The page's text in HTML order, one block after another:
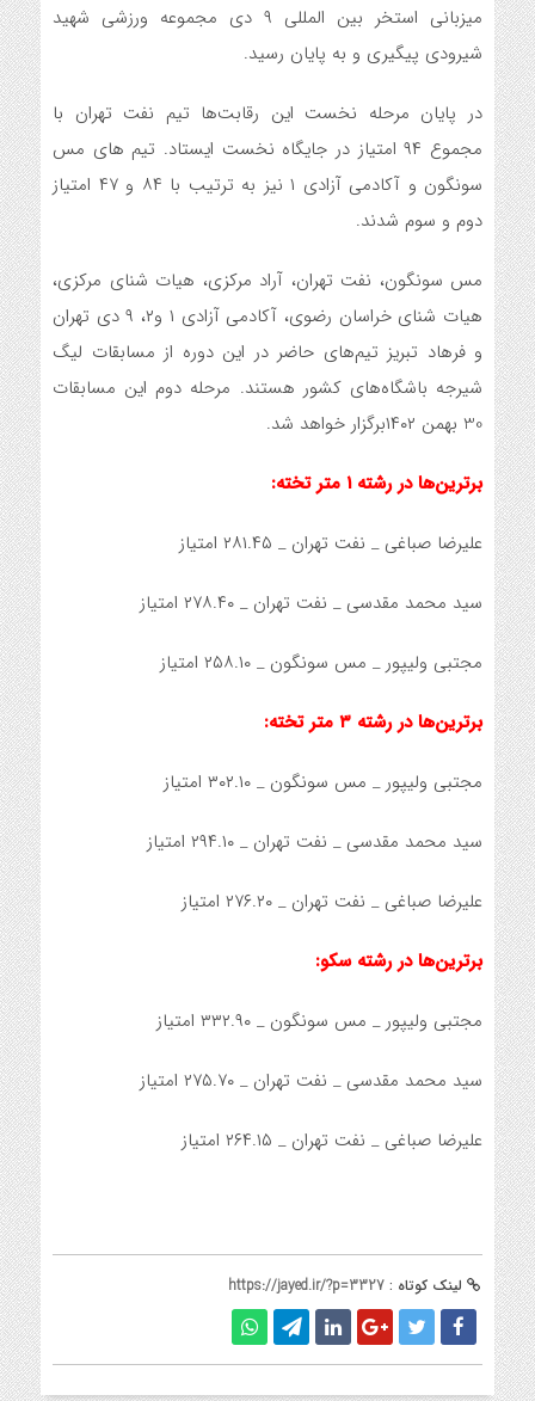
میزبانی استخر بین المللی ۹ دی مجموعه ورزشی شهید
شیرودی پیگیری و به پایان رسید.
در پایان مرحله نخست این رقابت‌ها تیم نفت تهران با
مجموع ۹۴ امتیاز در جایگاه نخست ایستاد. تیم های مس
سونگون و آکادمی آزادی ۱ نیز به ترتیب با ۸۴ و ۴۷ امتیاز
دوم و سوم شدند.
مس سونگون، نفت تهران، آراد مرکزی، هیات شنای مرکزی،
هیات شنای خراسان رضوی، آکادمی آزادی ۱ و۲، ۹ دی تهران
و فرهاد تبریز تیم‌های حاضر در این دوره از مسابقات لیگ
شیرجه باشگاه‌های کشور هستند. مرحله دوم این مسابقات
30 بهمن ۱۴۰۲برگزار خواهد شد.
برترین‌ها در رشته ۱ متر تخته:
علیرضا صباغی _ نفت تهران _ ۲۸۱.۴۵ امتیاز
سید محمد مقدسی _ نفت تهران _ ۲۷۸.۴۰ امتیاز
مجتبی ولیپور _ مس سونگون _ ۲۵۸.۱۰ امتیاز
برترین‌ها در رشته ۳ متر تخته:
مجتبی ولیپور _ مس سونگون _ ۳۰۲.۱۰ امتیاز
سید محمد مقدسی _ نفت تهران _ ۲۹۴.۱۰ امتیاز
علیرضا صباغی _ نفت تهران _ ۲۷۶.۲۰ امتیاز
برترین‌ها در رشته سکو:
مجتبی ولیپور _ مس سونگون _ ۳۳۲.۹۰ امتیاز
سید محمد مقدسی _ نفت تهران _ ۲۷۵.۷۰ امتیاز
علیرضا صباغی _ نفت تهران _ ۲۶۴.۱۵ امتیاز
لینک کوتاه : https://jayed.ir/?p=3327